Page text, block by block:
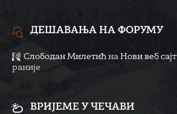
ДЕШАВАЊА НА ФОРУМУ
Слободан Милетић на Нови веб сајт
раније
ВРИЈЕМЕ У ЧЕЧАВИ